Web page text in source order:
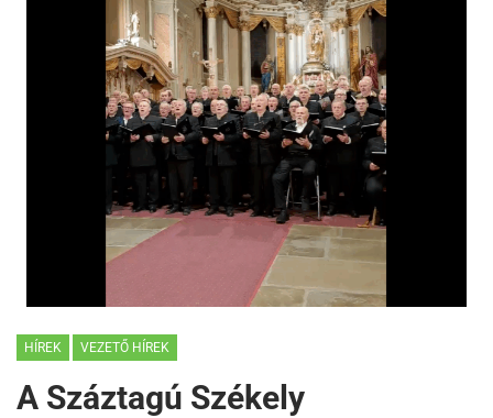
HÍREK VEZETŐ HÍREK
A Száztagú Székely